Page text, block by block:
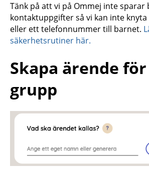
Tänk på att vi på Ommej inte sparar
kontaktuppgifter så vi kan inte
eller ett telefonnummer till barnet.
säkerhetsrutiner här.
Skapa ärende
grupp